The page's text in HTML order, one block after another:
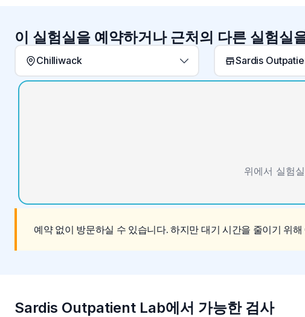
이 실험실을 예약하거나 근처의 다른 실험실
Chilliwack Sardis
위에서 실험
예약 없이 방문하실 수 있습니다. 하지만 대기 시간을 줄이기 위
Sardis Outpatient Lab에서 가능한 검사